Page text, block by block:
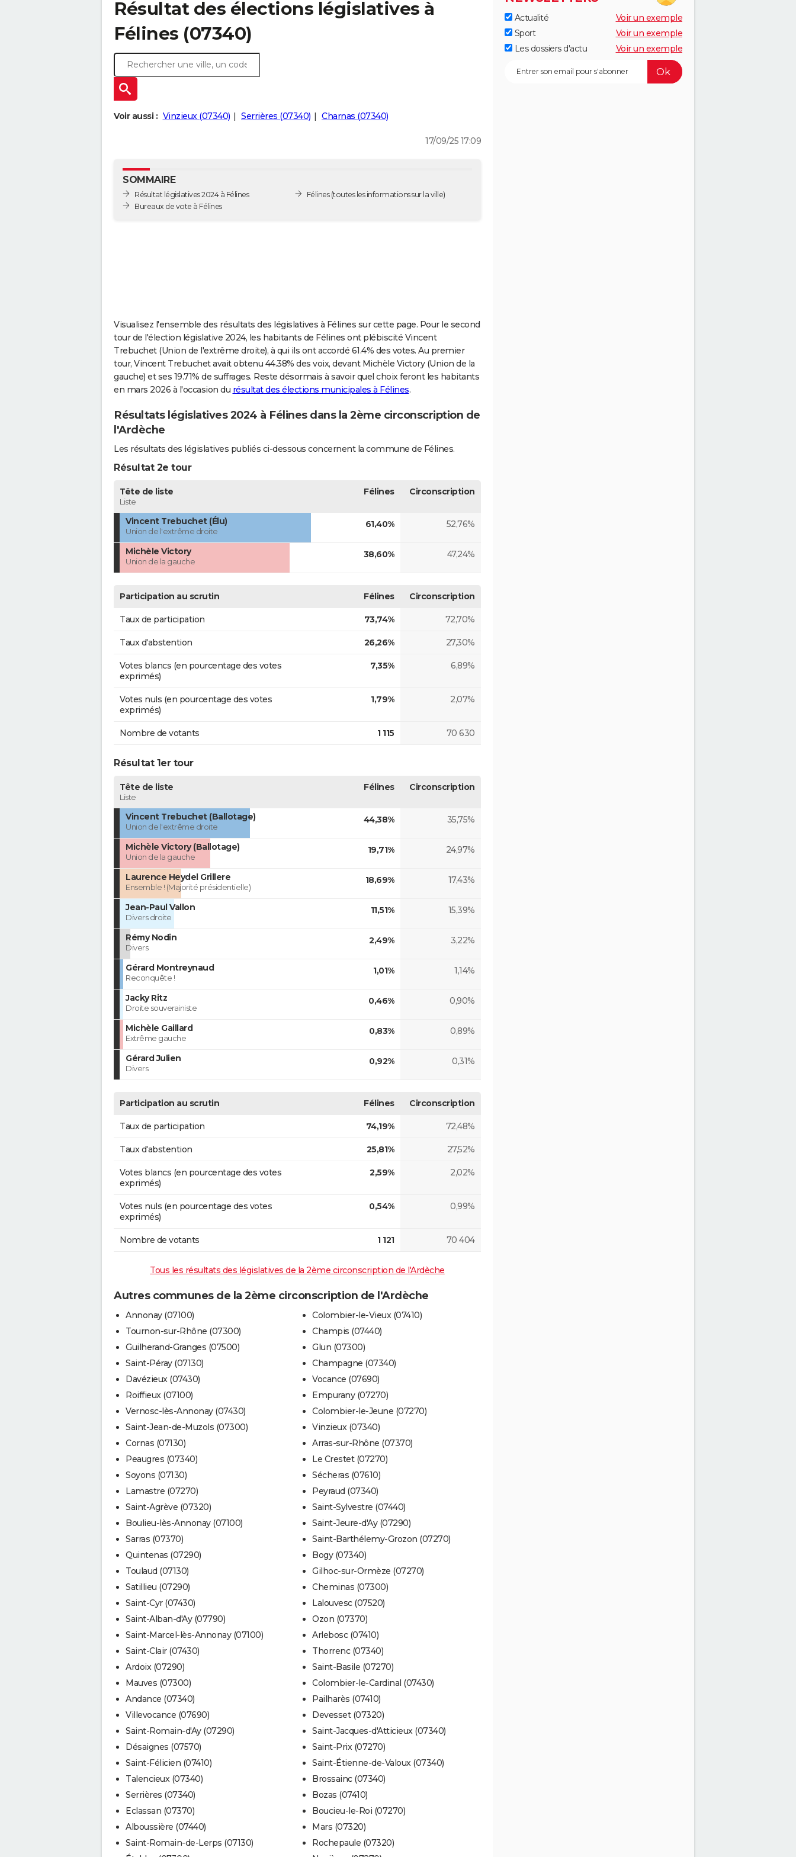
Résultat des élections législatives à
Félines (07340)
Voir aussi : Vinzieux (07340) Serrières (07340) Charnas (07340)
17/09/25 17:09
SOMMAIRE
Résultat législatives 2024 à Félines
Bureaux de vote à Félines
Félines(toutes les informations sur la ville)
Visualisez l'ensemble des résultats des législatives à Félines sur cette page. Pour le second
tour de l'élection législative 2024, les habitants de Félines ont plébiscité Vincent
Trebuchet (Union de l'extrême droite), à qui ils ont accordé 61.4% des votes. Au premier
tour, Vincent Trebuchet avait obtenu 44.38% des voix, devant Michèle Victory (Union de la
gauche) et ses 19.71% de suffrages. Reste désormais à savoir quel choix feront les habitants
en mars 2026 à l'occasion du résultat des élections municipales à Félines.
Résultats législatives 2024 à Félines dans la 2ème circonscription de
l'Ardèche
Les résultats des législatives publiés ci-dessous concernent la commune de Félines.
Résultat 2e tour
Tête de liste
Liste
Félines Circonscription
Vincent Trebuchet (Élu)
Union de l'extrême droite
61,40% 52,76%
Michèle Victory
Union de la gauche
38,60% 47,24%
Participation au scrutin Félines Circonscription
Taux de participation 73,74% 72,70%
Taux d'abstention 26,26% 27,30%
Votes blancs (en pourcentage des votes
exprimés)
7,35% 6,89%
Votes nuls (en pourcentage des votes
exprimés)
1,79% 2,07%
Nombre de votants 1 115 70 630
Résultat 1er tour
Tête de liste
Liste
Félines Circonscription
Vincent Trebuchet (Ballotage)
Union de l'extrême droite
44,38% 35,75%
Michèle Victory (Ballotage)
Union de la gauche
19,71% 24,97%
Laurence Heydel Grillere
Ensemble ! (Majorité présidentielle)
18,69% 17,43%
Jean-Paul Vallon
Divers droite
11,51% 15,39%
Rémy Nodin
Divers
2,49% 3,22%
Gérard Montreynaud
Reconquête !
1,01% 1,14%
Jacky Ritz
Droite souverainiste
0,46% 0,90%
Michèle Gaillard
Extrême gauche
0,83% 0,89%
Gérard Julien
Divers
0,92% 0,31%
Participation au scrutin Félines Circonscription
Taux de participation 74,19% 72,48%
Taux d'abstention 25,81% 27,52%
Votes blancs (en pourcentage des votes
exprimés)
2,59% 2,02%
Votes nuls (en pourcentage des votes
exprimés)
0,54% 0,99%
Nombre de votants 1 121 70 404
Tous les résultats des législatives de la 2ème circonscription de l'Ardèche
Autres communes de la 2ème circonscription de l'Ardèche
Annonay (07100)
Tournon-sur-Rhône (07300)
Guilherand-Granges (07500)
Saint-Péray (07130)
Davézieux (07430)
Roiffieux (07100)
Vernosc-lès-Annonay (07430)
Saint-Jean-de-Muzols (07300)
Cornas (07130)
Peaugres (07340)
Soyons (07130)
Lamastre (07270)
Saint-Agrève (07320)
Boulieu-lès-Annonay (07100)
Sarras (07370)
Quintenas (07290)
Toulaud (07130)
Satillieu (07290)
Saint-Cyr (07430)
Saint-Alban-d'Ay (07790)
Saint-Marcel-lès-Annonay (07100)
Saint-Clair (07430)
Ardoix (07290)
Mauves (07300)
Andance (07340)
Villevocance (07690)
Saint-Romain-d'Ay (07290)
Désaignes (07570)
Saint-Félicien (07410)
Talencieux (07340)
Serrières (07340)
Eclassan (07370)
Alboussière (07440)
Saint-Romain-de-Lerps (07130)
Colombier-le-Vieux (07410)
Champis (07440)
Glun (07300)
Champagne (07340)
Vocance (07690)
Empurany (07270)
Colombier-le-Jeune (07270)
Vinzieux (07340)
Arras-sur-Rhône (07370)
Le Crestet (07270)
Sécheras (07610)
Peyraud (07340)
Saint-Sylvestre (07440)
Saint-Jeure-d'Ay (07290)
Saint-Barthélemy-Grozon (07270)
Bogy (07340)
Gilhoc-sur-Ormèze (07270)
Cheminas (07300)
Lalouvesc (07520)
Ozon (07370)
Arlebosc (07410)
Thorrenc (07340)
Saint-Basile (07270)
Colombier-le-Cardinal (07430)
Pailharès (07410)
Devesset (07320)
Saint-Jacques-d'Atticieux (07340)
Saint-Prix (07270)
Saint-Étienne-de-Valoux (07340)
Brossainc (07340)
Bozas (07410)
Boucieu-le-Roi (07270)
Mars (07320)
Rochepaule (07320)
Actualité
Voir un exemple
Sport
Voir un exemple
Les dossiers d'actu
Voir un exemple